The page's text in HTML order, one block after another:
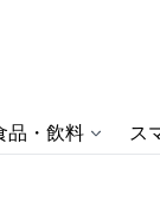
品・飲料 ス